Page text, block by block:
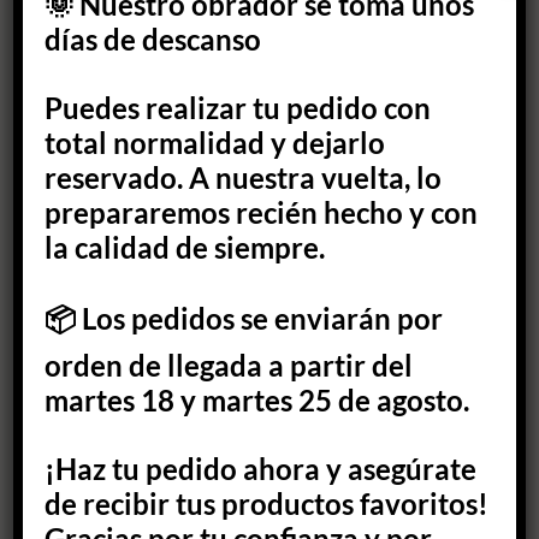
Información Nutricional
Ingredientes: Harina integral. Harina de avena integral.
Harina de trigo integral. Canela. Agua. Mantequilla.
Fructosa extraída de la fruta. Claras. Suero de la leche.
Gluten. E282. E170.
Propiedad intelectual BOCADOSFIT®
También te recomendamos…
días de descanso
Puedes realizar tu pedido con
total normalidad y dejarlo
reservado. A nuestra vuelta, lo
prepararemos recién hecho y con
la calidad de siempre.
📦 Los pedidos se enviarán por
orden de llegada a partir del
martes 18 y martes 25 de agosto.
¡Haz tu pedido ahora y asegúrate
de recibir tus productos favoritos!